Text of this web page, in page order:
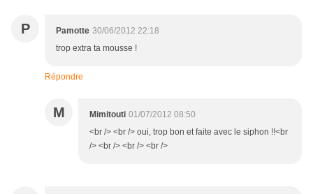
P Pamotte 30/06/2012 22:18
trop extra ta mousse !
Répondre
M Mimitouti 01/07/2012 08:50
<br /> <br /> oui, trop bon et faite avec le siphon !!<br
/> <br /> <br /> <br />